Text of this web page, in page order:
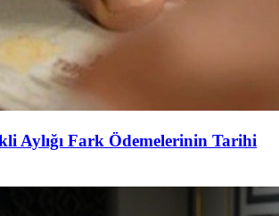
Aylığı Fark Ödemelerinin Tarihi